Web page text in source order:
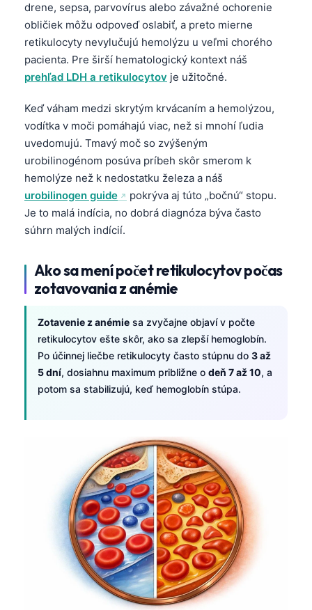
drene, sepsa, parvovírus alebo závažné ochorenie
obličiek môžu odpoveď oslabiť, a preto mierne
retikulocyty nevylučujú hemolýzu u veľmi chorého
pacienta. Pre širší hematologický kontext náš
prehľad LDH a retikulocytov je užitočné.
Keď váham medzi skrytým krvácaním a hemolýzou,
vodítka v moči pomáhajú viac, než si mnohí ľudia
uvedomujú. Tmavý moč so zvýšeným
urobilinogénom posúva príbeh skôr smerom k
hemolýze než k nedostatku železa a náš
urobilinogen guide
pokrýva aj túto „bočnú“ stopu.
Je to malá indícia, no dobrá diagnóza býva často
súhrn malých indícií.
Ako sa mení počet retikulocytov počas
zotavovania z anémie
Zotavenie z anémie sa zvyčajne objaví v počte
retikulocytov ešte skôr, ako sa zlepší hemoglobín.
Po účinnej liečbe retikulocyty často stúpnu do 3 až
5 dní, dosiahnu maximum približne o deň 7 až 10, a
potom sa stabilizujú, keď hemoglobín stúpa.
Latviešu valoda
Македонски јазик
Euskara
Gàidhlig
Occitan
العربية المغربية
ພາສາລາວ
Basa Jawa
Cebuano
ئۇيغۇرچە
Кыргызча
Татар теле
Esperanto
Frysk
Ślōnskŏ gŏdka
Norsk bokmål